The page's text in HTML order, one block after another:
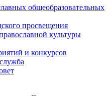
общеобразовательных
просвещения
культуры
и конкурсов